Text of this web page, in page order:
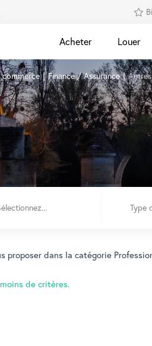
Acheter Louer
commerce Finance / Assurance
Type
proposer dans la catégorie
de critères.